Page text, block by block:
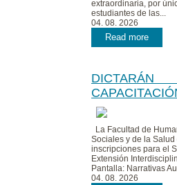
extraordinaria, por
estudiantes de las...
04. 08. 2026
Read more
La Facultad de
Sociales y de la
inscripciones para el
Extensión
Pantalla: Narrativas
04. 08. 2026